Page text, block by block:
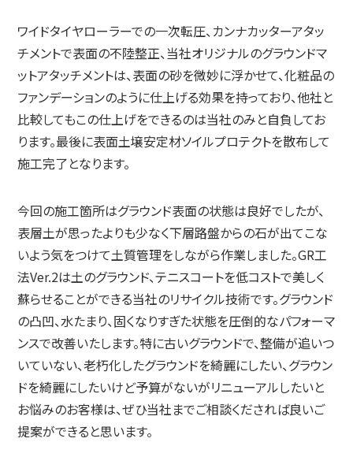
ワイドタイヤローラーでの一次転圧、カンナカッターアタッ
チメントで表面の不陸整正、当社オリジナルのグラウンドマ
ットアタッチメントは、表面の砂を微妙に浮かせて、化粧品の
ファンデーションのように仕上げる効果を持っており、他社と
比較してもこの仕上げをできるのは当社のみと自負してお
ります。最後に表面土壌安定材ソイルプロテクトを散布して
施工完了となります。
今回の施工箇所はグラウンド表面の状態は良好でしたが、
表層土が思ったよりも少なく下層路盤からの石が出てこな
いよう気をつけて土質管理をしながら作業しました。GR工
法Ver.2は土のグラウンド、テニスコートを低コストで美しく
蘇らせることができる当社のリサイクル技術です。グラウンド
の凸凹、水たまり、固くなりすぎた状態を圧倒的なパフォーマ
ンスで改善いたします。特に古いグラウンドで、整備が追いつ
いていない、老朽化したグラウンドを綺麗にしたい、グラウン
ドを綺麗にしたいけど予算がないがリニューアルしたいと
お悩みのお客様は、ぜひ当社までご相談くだされば良いご
提案ができると思います。